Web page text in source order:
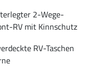
2-Wege-
RV mit Kinnschutz
RV-Taschen